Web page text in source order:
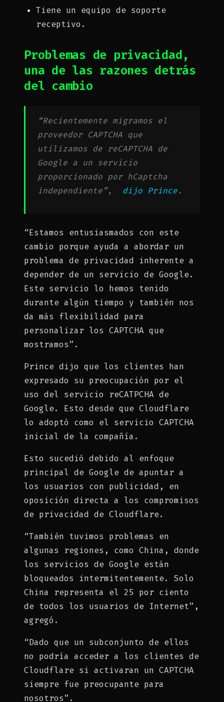
Tiene un equipo de soporte
receptivo.
Problemas de privacidad,
una de las razones detrás
del cambio
“Recientemente migramos el
proveedor CAPTCHA que
utilizamos de reCAPTCHA de
Google a un servicio
proporcionado por hCaptcha
independiente”, dijo Prince.
“Estamos entusiasmados con este
cambio porque ayuda a abordar un
problema de privacidad inherente a
depender de un servicio de Google.
Este servicio lo hemos tenido
durante algún tiempo y también nos
da más flexibilidad para
personalizar los CAPTCHA que
mostramos”.
Prince dijo que los clientes han
expresado su preocupación por el
uso del servicio reCATPCHA de
Google. Esto desde que Cloudflare
lo adoptó como el servicio CAPTCHA
inicial de la compañía.
Esto sucedió debido al enfoque
principal de Google de apuntar a
los usuarios con publicidad, en
oposición directa a los compromisos
de privacidad de Cloudflare.
“También tuvimos problemas en
algunas regiones, como China, donde
los servicios de Google están
bloqueados intermitentemente. Solo
China representa el 25 por ciento
de todos los usuarios de Internet”,
agregó.
“Dado que un subconjunto de ellos
no podría acceder a los clientes de
Cloudflare si activaran un CAPTCHA
siempre fue preocupante para
nosotros”.